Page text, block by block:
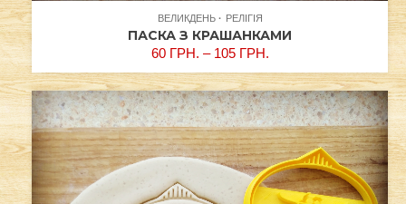
ВЕЛИКДЕНЬ РЕЛІГІЯ
ПАСКА З КРАШАНКАМИ
60 ГРН. – 105 ГРН.